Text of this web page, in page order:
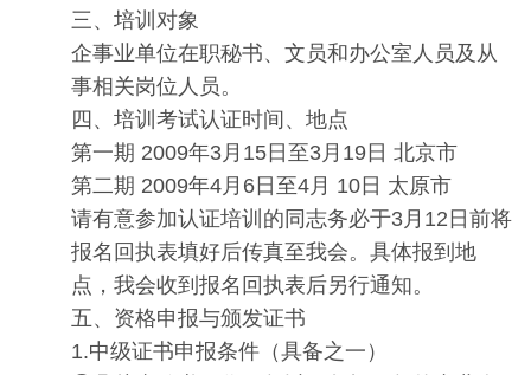
三、培训对象
企事业单位在职秘书、文员和办公室人员及从
事相关岗位人员。
四、培训考试认证时间、地点
第一期 2009年3月15日至3月19日 北京市
第二期 2009年4月6日至4月 10日 太原市
请有意参加认证培训的同志务必于3月12日前将
报名回执表填好后传真至我会。具体报到地
点，我会收到报名回执表后另行通知。
五、资格申报与颁发证书
1.中级证书申报条件（具备之一）